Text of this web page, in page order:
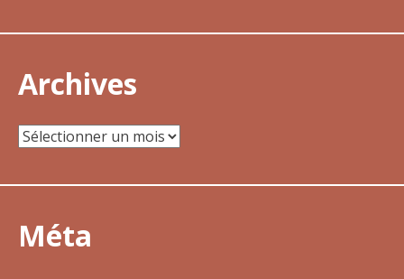
l
a
r
t
i
c
e
Archives
Archives
Méta